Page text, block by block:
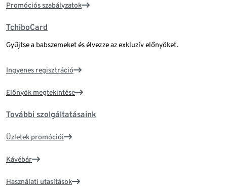
Promóciós szabályzatok
TchiboCard
Gyűjtse a babszemeket és élvezze az exkluzív előnyöket.
Ingyenes regisztráció
Előnyök megtekintése
További szolgáltatásaink
Üzletek promóciói
Kávébár
Használati utasítások